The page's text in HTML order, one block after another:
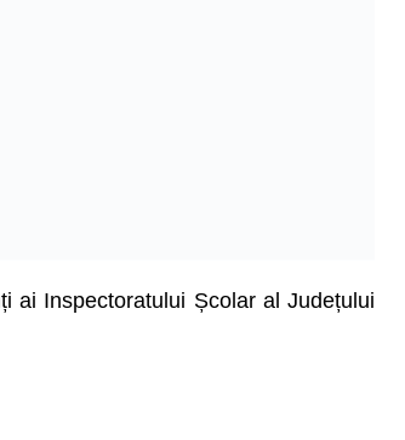
ai Inspectoratului Școlar al Județului